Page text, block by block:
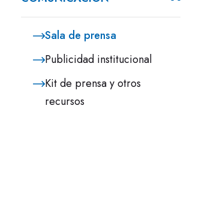
Sala de prensa
Publicidad institucional
Kit de prensa y otros
recursos